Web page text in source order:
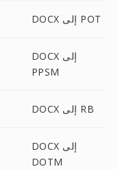
DOCX إلى POT
DOCX إلى
PPSM
DOCX إلى RB
DOCX إلى
DOTM